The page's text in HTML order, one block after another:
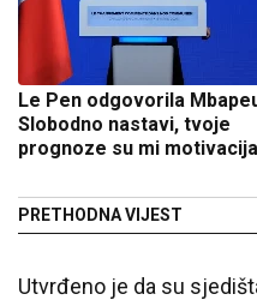
Le Pen odgovorila
Slobodno nastavi, tvoje
prognoze su mi motivacija
PRETHODNA VIJEST
Utvrđeno je da su